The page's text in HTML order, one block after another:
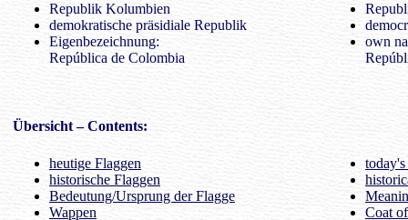
Republik Kolumbien
demokratische präsidiale Republik
Eigenbezeichnung:
República de Colombia
own
Übersicht– Contents:
heutige Flaggen
historische Flaggen
Bedeutung/Ursprung der Flagge
Wappen
Coat